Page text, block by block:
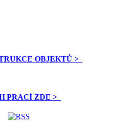
OBJEKTŮ >
PRACÍ ZDE >